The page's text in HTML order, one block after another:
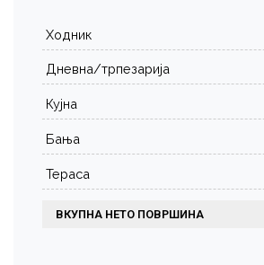
Ходник
Дневна/трпезарија
Кујна
Бања
Тераса
ВКУПНА НЕТО ПОВРШИНА